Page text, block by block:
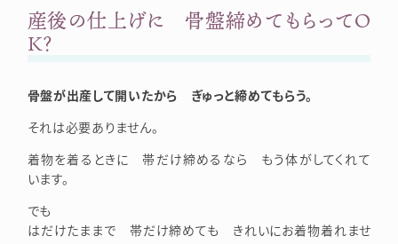
産後の仕上げに 骨盤締めてもらってＯ
Ｋ？
骨盤が出産して開いたから ぎゅっと締めてもらう。
それは必要ありません。
着物を着るときに 帯だけ締めるなら もう体がしてくれて
います。
でも
はだけたままで 帯だけ締めても きれいにお着物着れませ